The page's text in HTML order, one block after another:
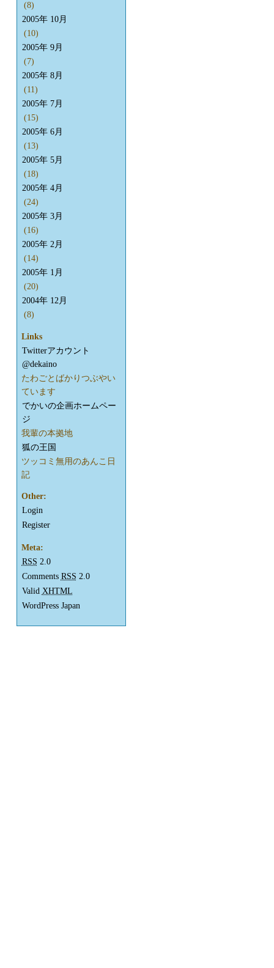
(8)
2005年 10月
(10)
2005年 9月
(7)
2005年 8月
(11)
2005年 7月
(15)
2005年 6月
(13)
2005年 5月
(18)
2005年 4月
(24)
2005年 3月
(16)
2005年 2月
(14)
2005年 1月
(20)
2004年 12月
(8)
Links
Twitterアカウント
@dekaino
たわごとばかりつぶやい
ています
でかいの企画ホームペー
ジ
我輩の本拠地
狐の王国
ツッコミ無用のあんこ日
記
Other:
Login
Register
Meta:
RSS 2.0
Comments RSS 2.0
Valid XHTML
WordPress Japan